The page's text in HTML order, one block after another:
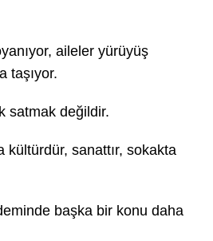
aileler yürüyüş
taşıyor.
satmak değildir.
kültürdür, sanattır, sokakta
başka bir konu daha